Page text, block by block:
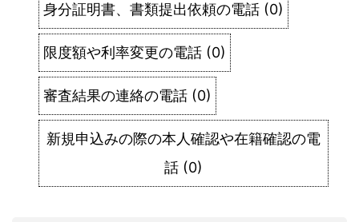
身分証明書、書類提出依頼の電話 (0)
限度額や利率変更の電話 (0)
審査結果の連絡の電話 (0)
新規申込みの際の本人確認や在籍確認の電
話 (0)